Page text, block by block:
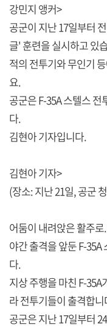
강민지 앵커>
공군이 지난 17일부터
글' 훈련을 실시하고 있
적의 전투기와 무인기
요.
공군은 F-35A 스텔스
다.
김현아 기자입니다.
김현아 기자>
(장소: 지난 21일, 공군
어둠이 내려앉은 활주로.
야간 출격을 앞둔 F-
다.
지상 주행을 마친 F-
라 전투기들이 출격합니
공군은 지난 17일부터